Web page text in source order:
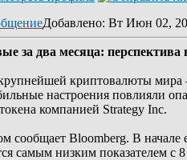
Добавлено: Вт Июн 02,
за два месяца:
криптовалюты мира
настроения повлияли
компанией Strategy Inc.
сообщает Bloomberg. В начале
самым низким показателем с